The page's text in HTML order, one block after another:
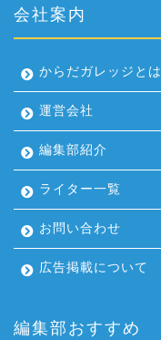
会社案内
からだガレッジとは
運営会社
編集部紹介
ライター一覧
お問い合わせ
広告掲載について
編集部おすすめ